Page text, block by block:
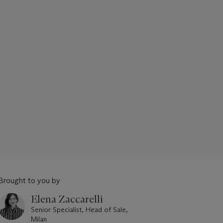
to you by
Elena Zaccarelli
Senior Specialist, Head of Sale,
Milan